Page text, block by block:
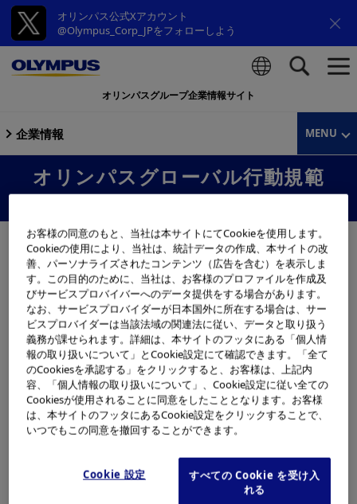
オリンパス公式Xアカウント
@Olympus_Corp_JPをフォローしよう
オリンパスグループ企業情報サイト
企業情報 MENU
オリンパスグローバル行動規範
重要なのは、一人ひとりの行動であり、ビジネスにおい
て、どのような行動をとるかということです。オリンパス
は、このような行動の積み重ねにより、ステークホルダー
の皆さまに信頼される企業でありたいと考えています。グ
ローバル行動規範は、当社が誠実であり続けるためのゆる
ぎない決意と情熱、そして、卓越した業務水準について記
しています。この行動規範はオリンパスの経営理念である
「私たちの存在意義」と「私たちのコアバリュー」を実践
するために作成されました。この行動規範のもと、当社は
各地域の方針や手順に従いながら、倫理的且つ責任ある事
グローバル行動規範
お客様の同意のもと、当社は本サイトにてCookieを使用します。
Cookieの使用により、当社は、統計データの作成、本サイトの改
善、パーソナライズされたコンテンツ（広告を含む）を表示しま
す。この目的のために、当社は、お客様のプロファイルを作成及
びサービスプロバイバーへのデータ提供をする場合があります。
なお、サービスプロバイダーが日本国外に所在する場合は、サー
ビスプロバイダーは当該法域の関連法に従い、データと取り扱う
義務が課せられます。詳細は、本サイトのフッタにある「個人情
報の取り扱いについて」とCookie設定にて確認できます。「全て
のCookiesを承認する」をクリックすると、お客様は、上記内
容、「個人情報の取り扱いについて」、Cookie設定に従い全ての
Cookiesが使用されることに同意をしたこととなります。お客様
は、本サイトのフッタにあるCookie設定をクリックすることで、
いつでもこの同意を撤回することができます。
Cookie 設定
すべての Cookie を受け入
れる